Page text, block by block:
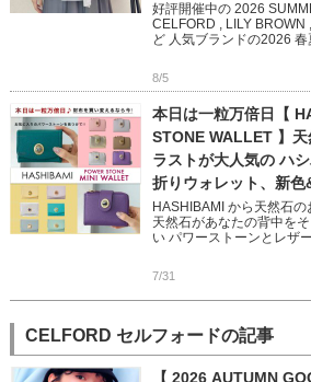
好評開催中の 2026
CELFORD , LILY
ど 人気ブランドの2026
8/5
本日は一粒万倍日【
STONE WALLET 】
ラストが大人気の ハ
折りウォレット、新
HASHIBAMI から天然石
天然石があなたの背中を
い パワーストーンとレザ
7/31
CELFORD セルフォードの記事
【 2026 AUTUMN